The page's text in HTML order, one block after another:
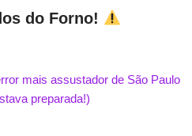
do Forno!
mais assustador de São Paulo
preparada!)